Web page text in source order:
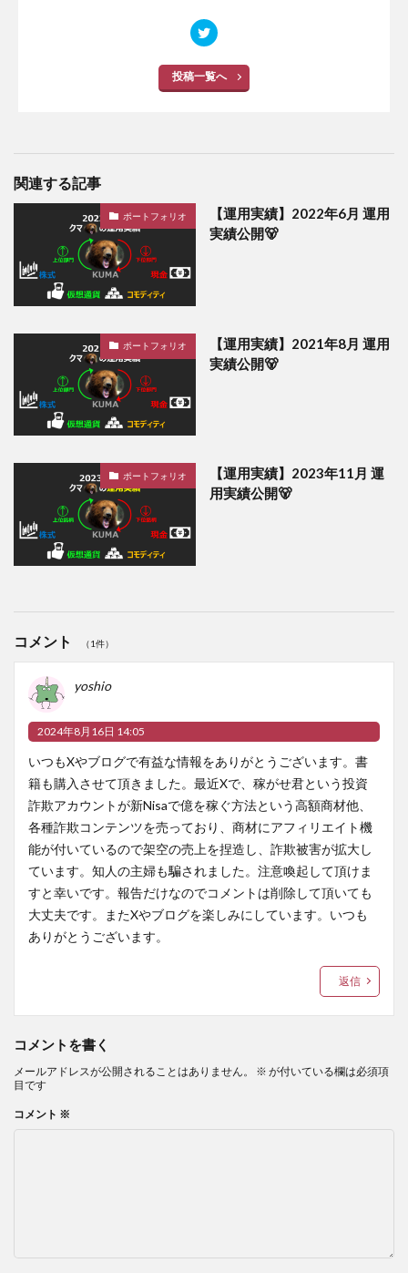
投稿一覧へ
関連する記事
ポートフォリオ
【運用実績】2022年6月 運用
実績公開🐻
ポートフォリオ
【運用実績】2021年8月 運用
実績公開🐻
ポートフォリオ
【運用実績】2023年11月 運
用実績公開🐻
コメント （1件）
yoshio
2024年8月16日 14:05
いつもXやブログで有益な情報をありがとうございます。書
籍も購入させて頂きました。最近Xで、稼がせ君という投資
詐欺アカウントが新Nisaで億を稼ぐ方法という高額商材他、
各種詐欺コンテンツを売っており、商材にアフィリエイト機
能が付いているので架空の売上を捏造し、詐欺被害が拡大し
ています。知人の主婦も騙されました。注意喚起して頂けま
すと幸いです。報告だけなのでコメントは削除して頂いても
大丈夫です。またXやブログを楽しみにしています。いつも
ありがとうございます。
返信
コメントを書く
メールアドレスが公開されることはありません。 ※ が付いている欄は必須項
目です
コメント ※